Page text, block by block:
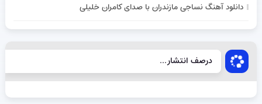
دانلود آهنگ نساجی مازندران با صدای کامران خلیلی
درصف انتشار...